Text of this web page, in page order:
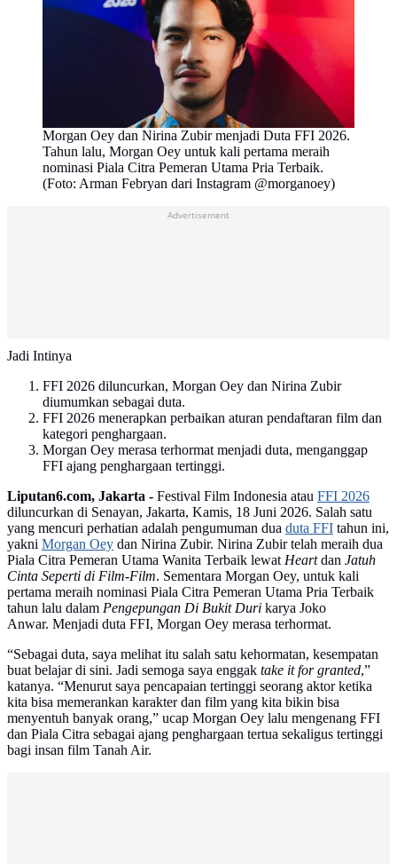
Morgan Oey dan Nirina Zubir menjadi Duta FFI 2026.
Tahun lalu, Morgan Oey untuk kali pertama meraih
nominasi Piala Citra Pemeran Utama Pria Terbaik.
(Foto: Arman Febryan dari Instagram @morganoey)
Advertisement
Jadi Intinya
FFI 2026 diluncurkan, Morgan Oey dan Nirina Zubir
diumumkan sebagai duta.
FFI 2026 menerapkan perbaikan aturan pendaftaran film dan
kategori penghargaan.
Morgan Oey merasa terhormat menjadi duta, menganggap
FFI ajang penghargaan tertinggi.
Liputan6.com, Jakarta - Festival Film Indonesia atau FFI 2026
diluncurkan di Senayan, Jakarta, Kamis, 18 Juni 2026. Salah satu
yang mencuri perhatian adalah pengumuman dua duta FFI tahun ini,
yakni Morgan Oey dan Nirina Zubir. Nirina Zubir telah meraih dua
Piala Citra Pemeran Utama Wanita Terbaik lewatHeartdan Jatuh
Cinta Seperti di Film-Film. Sementara Morgan Oey, untuk kali
pertama meraih nominasi Piala Citra Pemeran Utama Pria Terbaik
tahun lalu dalam Pengepungan Di Bukit Duri karya Joko
Anwar. Menjadi duta FFI, Morgan Oey merasa terhormat.
“Sebagai duta, saya melihat itu salah satu kehormatan, kesempatan
buat belajar di sini. Jadi semoga saya enggak take it for granted,”
katanya. “Menurut saya pencapaian tertinggi seorang aktor ketika
kita bisa memerankan karakter dan film yang kita bikin bisa
menyentuh banyak orang,” ucap Morgan Oey lalu mengenang FFI
dan Piala Citra sebagai ajang penghargaan tertua sekaligus tertinggi
bagi insan film Tanah Air.